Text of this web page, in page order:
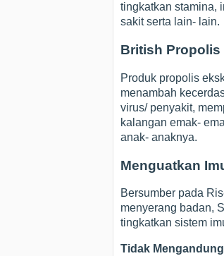
tingkatkan stamina,
sakit serta lain- lain.
British Propolis
Produk propolis
menambah
virus/ penyakit,
kalangan emak-
anak- anaknya.
Menguatkan
Bersumber pada
menyerang badan,
tingkatkan sistem
Tidak